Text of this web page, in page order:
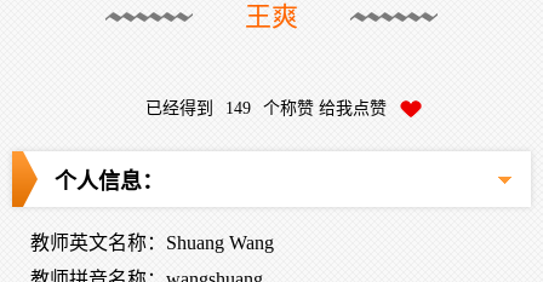
王爽
已经得到 149 个称赞 给我点赞
个人信息：
教师英文名称：Shuang Wang